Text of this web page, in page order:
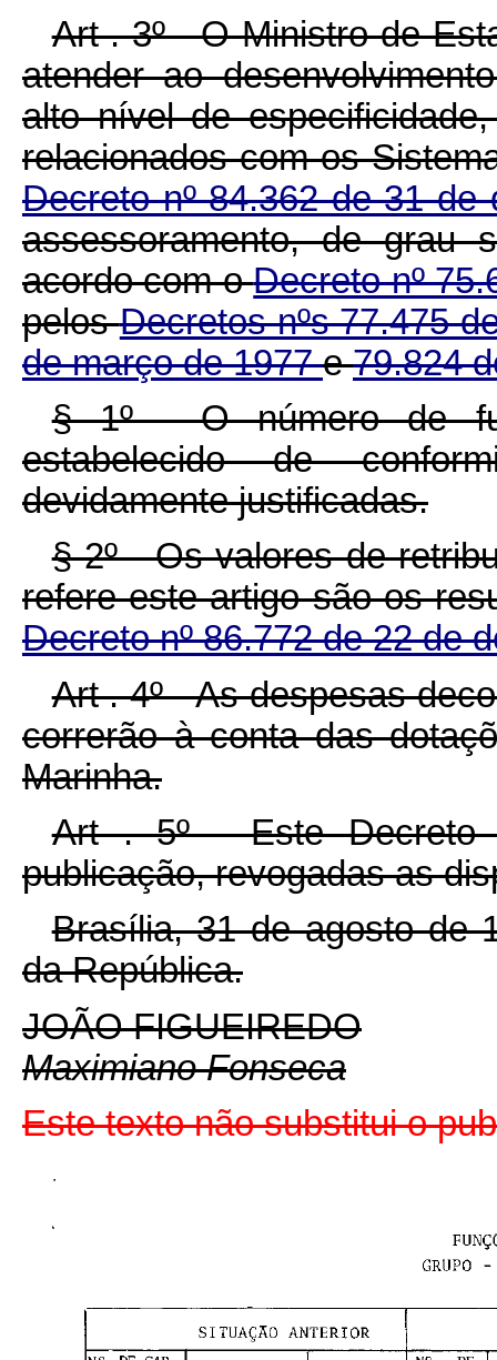
Art . 3º - O Ministro de
atender ao
alto nível de
relacionados com os
Decreto nº 84.362 de 31
assessoramento, de grau
acordo com oDecreto nº
pelosDecretos nºs 77.475
de março de 1977e79.824
§ 1º - O número de
estabelecido de
devidamente justificadas.
§ 2º - Os valores de
refere este artigo são os
Decreto nº 86.772 de 22 de
Art . 4º - As despesas
correrão à conta das
Marinha.
Art . 5º - Este Decreto
publicação, revogadas as
Brasília, 31 de agosto de
da República.
JOÃO FIGUEIREDO
Maximiano Fonseca
Este texto não substitui o